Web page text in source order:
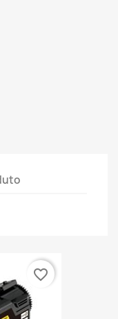
favorite_border